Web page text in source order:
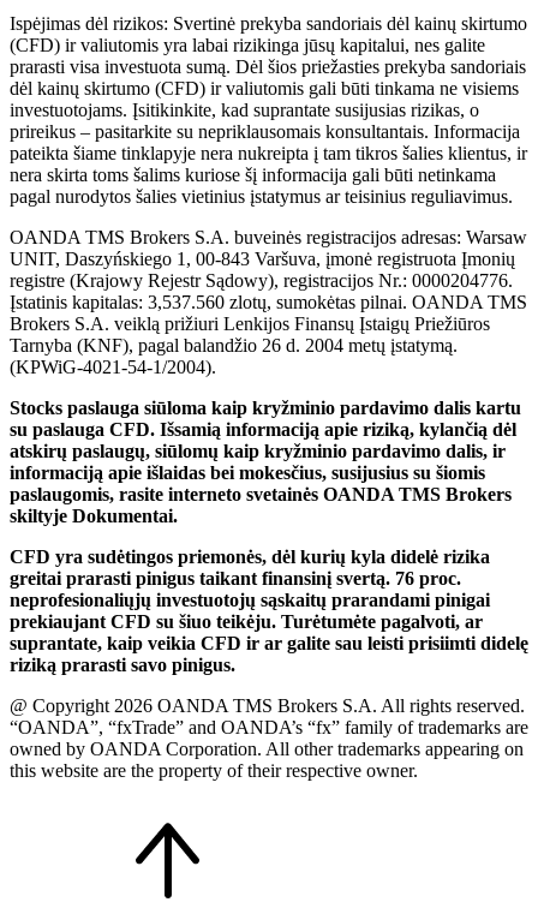
Ispėjimas dėl rizikos: Svertinė prekyba sandoriais dėl kainų skirtumo
(CFD) ir valiutomis yra labai rizikinga jūsų kapitalui, nes galite
prarasti visa investuota sumą. Dėl šios priežasties prekyba sandoriais
dėl kainų skirtumo (CFD) ir valiutomis gali būti tinkama ne visiems
investuotojams. Įsitikinkite, kad suprantate susijusias rizikas, o
prireikus – pasitarkite su nepriklausomais konsultantais. Informacija
pateikta šiame tinklapyje nera nukreipta į tam tikros šalies klientus, ir
nera skirta toms šalims kuriose šį informacija gali būti netinkama
pagal nurodytos šalies vietinius įstatymus ar teisinius reguliavimus.
OANDA TMS Brokers S.A. buveinės registracijos adresas: Warsaw
UNIT, Daszyńskiego 1, 00-843 Varšuva, įmonė registruota Įmonių
registre (Krajowy Rejestr Sądowy), registracijos Nr.: 0000204776.
Įstatinis kapitalas: 3,537.560 zlotų, sumokėtas pilnai. OANDA TMS
Brokers S.A. veiklą prižiuri Lenkijos Finansų Įstaigų Priežiūros
Tarnyba (KNF), pagal balandžio 26 d. 2004 metų įstatymą.
(KPWiG-4021-54-1/2004).
Stocks paslauga siūloma kaip kryžminio pardavimo dalis kartu
su paslauga CFD. Išsamią informaciją apie riziką, kylančią dėl
atskirų paslaugų, siūlomų kaip kryžminio pardavimo dalis, ir
informaciją apie išlaidas bei mokesčius, susijusius su šiomis
paslaugomis, rasite interneto svetainės OANDA TMS Brokers
skiltyje Dokumentai.
CFD yra sudėtingos priemonės, dėl kurių kyla didelė rizika
greitai prarasti pinigus taikant finansinį svertą. 76 proc.
neprofesionaliųjų investuotojų sąskaitų prarandami pinigai
prekiaujant CFD su šiuo teikėju. Turėtumėte pagalvoti, ar
suprantate, kaip veikia CFD ir ar galite sau leisti prisiimti didelę
riziką prarasti savo pinigus.
@ Copyright 2026 OANDA TMS Brokers S.A. All rights reserved.
“OANDA”, “fxTrade” and OANDA’s “fx” family of trademarks are
owned by OANDA Corporation. All other trademarks appearing on
this website are the property of their respective owner.